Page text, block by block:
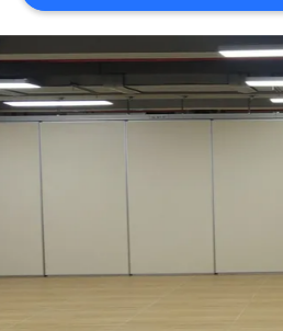
NOUVELLES
DEMANDEZ
CITATION